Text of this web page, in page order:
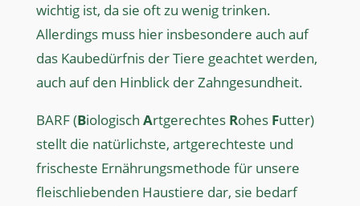
wichtig ist, da sie oft zu wenig trinken.
Allerdings muss hier insbesondere auch auf
das Kaubedürfnis der Tiere geachtet werden,
auch auf den Hinblick der Zahngesundheit.
BARF (Biologisch Artgerechtes Rohes Futter)
stellt die natürlichste, artgerechteste und
frischeste Ernährungsmethode für unsere
fleischliebenden Haustiere dar, sie bedarf